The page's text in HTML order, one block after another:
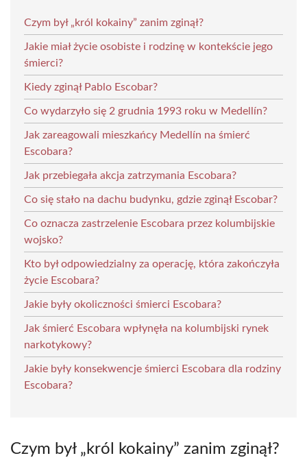
Czym był „król kokainy” zanim zginął?
Jakie miał życie osobiste i rodzinę w kontekście jego
śmierci?
Kiedy zginął Pablo Escobar?
Co wydarzyło się 2 grudnia 1993 roku w Medellín?
Jak zareagowali mieszkańcy Medellín na śmierć
Escobara?
Jak przebiegała akcja zatrzymania Escobara?
Co się stało na dachu budynku, gdzie zginął Escobar?
Co oznacza zastrzelenie Escobara przez kolumbijskie
wojsko?
Kto był odpowiedzialny za operację, która zakończyła
życie Escobara?
Jakie były okoliczności śmierci Escobara?
Jak śmierć Escobara wpłynęła na kolumbijski rynek
narkotykowy?
Jakie były konsekwencje śmierci Escobara dla rodziny
Escobara?
Czym był „król kokainy” zanim zginął?